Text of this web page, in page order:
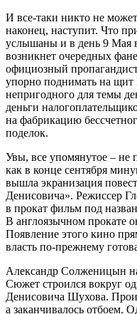
И все-таки никто не
наконец, наступит. Что
услышаны и в день 9 Мая
возникнет очередных
официозный
упорно поднимать на
непригодного для темы
деньги
на фабрикацию
поделок.
Увы, все упомянутое – не
как в конце сентября
вышла экранизация
Денисовича». Режиссер
в прокат фильм под
В англоязычном прокате
Появление этого кино
власть по-прежнему
Александр Солженицын
Сюжет строился вокруг
Денисовича Шухова.
а заканчивалось отбоем.